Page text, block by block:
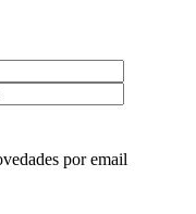
por email